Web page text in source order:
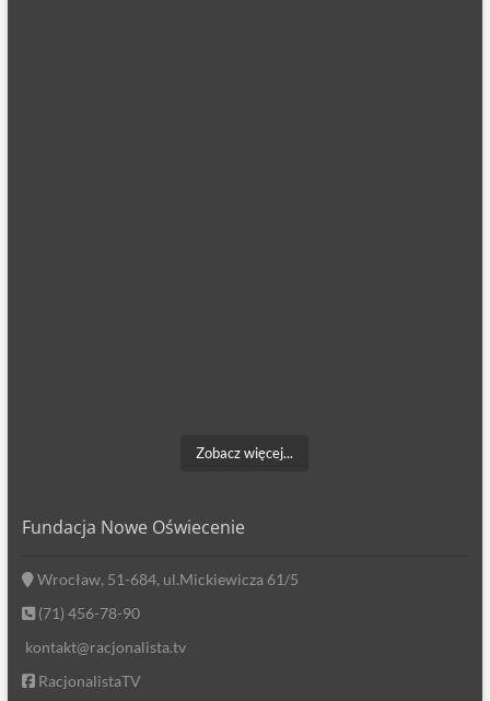
Zobacz więcej...
Fundacja Nowe Oświecenie
Wrocław, 51-684, ul.Mickiewicza 61/5
(71) 456-78-90
kontakt@racjonalista.tv
RacjonalistaTV